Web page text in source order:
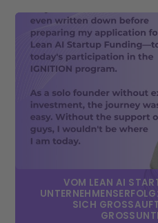
VOM LEAN AI
SICH